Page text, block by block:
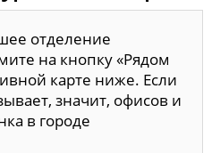
отделение
на кнопку «Рядом
карте ниже. Если
значит, офисов и
в городе